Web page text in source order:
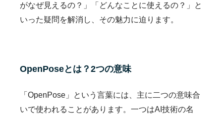
がなぜ見えるの？」「どんなことに使えるの？」と
いった疑問を解消し、その魅力に迫ります。
OpenPoseとは？2つの意味
「OpenPose」という言葉には、主に二つの意味合
いで使われることがあります。一つはAI技術の名